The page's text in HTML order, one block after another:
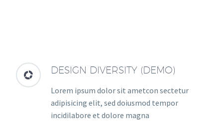

 DESIGN DIVERSITY (DEMO)
Lorem ipsum dolor sit ametcon sectetur
adipisicing elit, sed doiusmod tempor
incidilabore et dolore magna